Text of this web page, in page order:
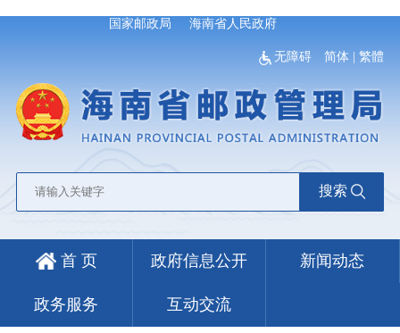
国家邮政局 海南省人民政府
无障碍 简体 |繁體
搜索
首 页 政府信息公开 新闻动态
政务服务 互动交流